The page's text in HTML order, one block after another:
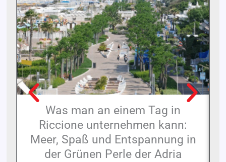
Was man an einem Tag in
Riccione unternehmen kann:
Meer, Spaß und Entspannung in
der Grünen Perle der Adria